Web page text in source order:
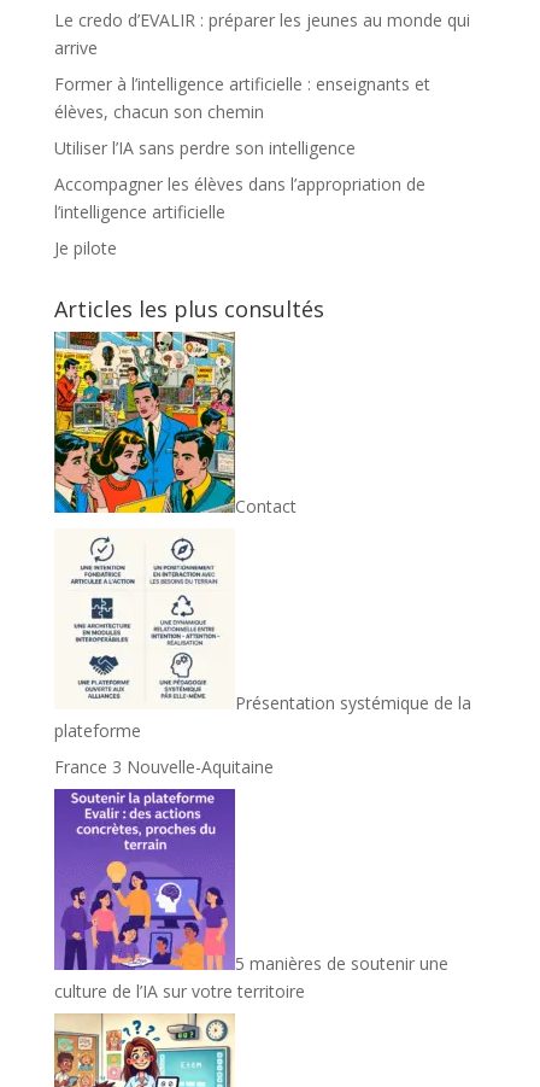
Le credo d’EVALIR : préparer les jeunes au monde qui
arrive
Former à l’intelligence artificielle : enseignants et
élèves, chacun son chemin
Utiliser l’IA sans perdre son intelligence
Accompagner les élèves dans l’appropriation de
l’intelligence artificielle
Je pilote
Articles les plus consultés
Contact
Présentation systémique de la
plateforme
France 3 Nouvelle-Aquitaine
5 manières de soutenir une
culture de l’IA sur votre territoire